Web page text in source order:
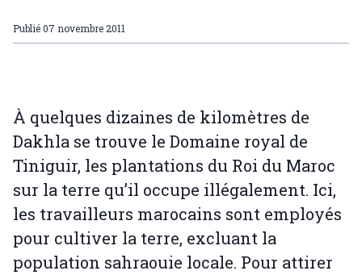
Publié07 novembre 2011
À quelques dizaines de kilomètres de
Dakhla se trouve le Domaine royal de
Tiniguir, les plantations du Roi du Maroc
sur la terre qu’il occupe illégalement. Ici,
les travailleurs marocains sont employés
pour cultiver la terre, excluant la
population sahraouie locale. Pour attirer